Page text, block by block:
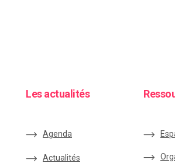
Les actualités
Agenda
Actualités